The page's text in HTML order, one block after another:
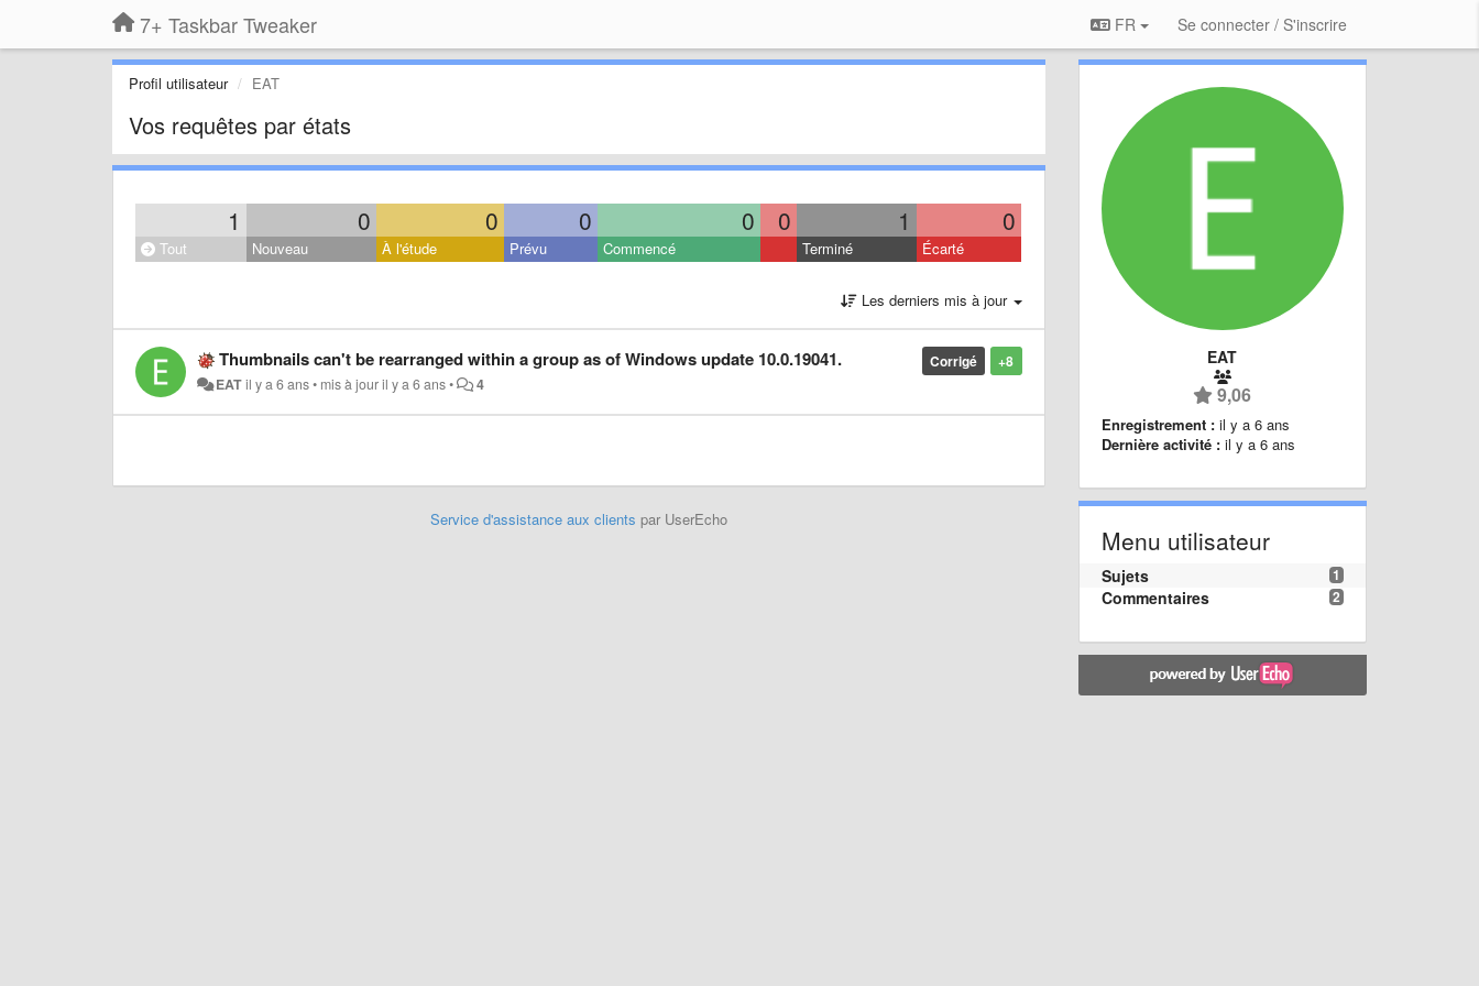
7+ Taskbar Tweaker FR Se connecter / S'inscrire
Profil utilisateur EAT
Vos requêtes par états
1 0 0 0 0 0 1 0
Tout Nouveau À l'étude Prévu Commencé Terminé Écarté
Les derniers mis à jour
+8
Corrigé
Thumbnails can't be rearranged within a group as of Windows update 10.0.19041.
EATil y a 6 ans• mis à jouril y a 6 ans• 4
Service d'assistance aux clients par UserEcho
EAT
9,06
Enregistrement : il y a 6 ans
Dernière activité : il y a 6 ans
Menu utilisateur
1
Sujets
2
Commentaires